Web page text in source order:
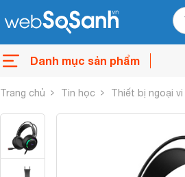
Danh mục sản phẩm
Trang chủ Tin học Thiết bị ngoại vi